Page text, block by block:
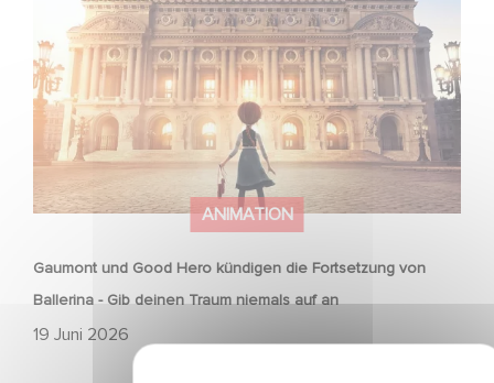
ANIMATION
Gaumont und Good Hero kündigen die Fortsetzung von
Ballerina - Gib deinen Traum niemals auf an
19 Juni 2026
Ballerina - Gib deinen Traum niemals auf an